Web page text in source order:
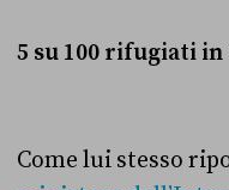
5 su 100 rifugiati
Come lui stesso